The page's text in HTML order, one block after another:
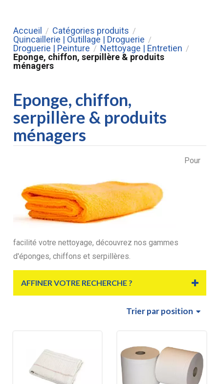
Accueil / Catégories produits /
Quincaillerie | Outillage | Droguerie /
Droguerie | Peinture / Nettoyage | Entretien /
Eponge, chiffon, serpillère & produits
ménagers
Eponge, chiffon,
serpillère & produits
ménagers
Pour
facilité votre nettoyage, découvrez nos gammes
d'éponges, chiffons et serpillères.
AFFINER VOTRE RECHERCHE ?
Trierpar position